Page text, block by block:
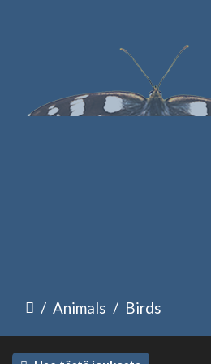
Animals Birds